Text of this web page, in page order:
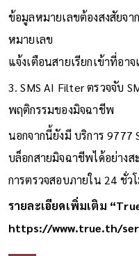
ข้อมูลหมายเลขต้องสงสัยจา
หมายเลข
แจ้งเตือนสายเรียกเข้าที่อ
3. SMS AI Filter ตรวจจับ
พฤติกรรมของมิจฉาชีพ
นอกจากนี้ยังมี บริการ 9777
บล็อกสายมิจฉาชีพได้อย่างส
การตรวจสอบภายใน 24 ชั่ว
รายละเอียดเพิ่มเติม
https://www.true.th/